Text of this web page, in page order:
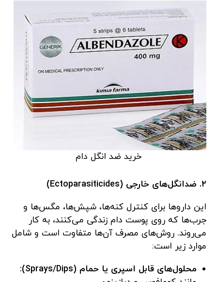
خرید ضد انگل دام
۲. ضدانگل‌های خارجی (Ectoparasiticides)
این داروها برای کنترل کنه‌ها، شپش‌ها، مگس‌ها و
جرب‌ها که روی پوست دام زندگی می‌کنند، به کار
می‌روند. روش‌های مصرف آن‌ها متفاوت است و شامل
موارد زیر است:
محلول‌های قابل اسپری یا حمام (Sprays/Dips):